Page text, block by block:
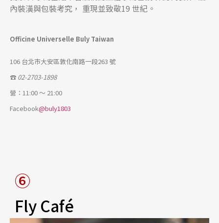
內裝潢與包裝考究， 重現並致敬19 世紀。
Officine Universelle Buly Taiwan
106 台北市大安區敦化南路一段263 號
☎ 02-2703-1898
營：11:00 ～ 21:00
Facebook@buly1803
⑥
Fly Café